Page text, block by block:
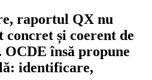
raportul QX nu
concret și coerent de
OCDE însă propune
identificare,